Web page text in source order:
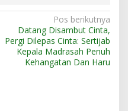
Pos berikutnya
Datang Disambut Cinta,
Pergi Dilepas Cinta: Sertijab
Kepala Madrasah Penuh
Kehangatan Dan Haru